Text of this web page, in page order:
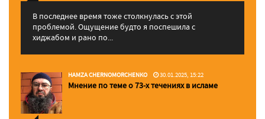
В последнее время тоже столкнулась с этой
проблемой. Ощущение будто я поспешила с
хиджабом и рано по...
HAMZA CHERNOMORCHENKO 30.01.2025, 15:22
Мнение по теме о 73-х течениях в исламе